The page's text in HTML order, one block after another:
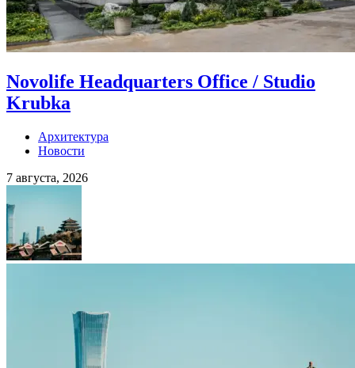
Novolife Headquarters Office / Studio
Krubka
Архитектура
Новости
7 августа, 2026